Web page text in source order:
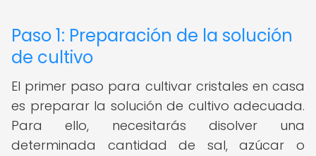
Paso 1: Preparación de la solución
de cultivo
El primer paso para cultivar cristales en casa
es preparar la solución de cultivo adecuada.
Para ello, necesitarás disolver una
determinada cantidad de sal, azúcar o